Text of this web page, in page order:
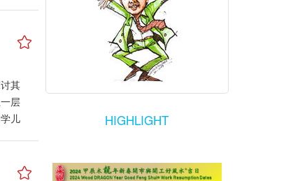
桃
花
此
位
、
肖
其
层
儿
引
HIGHLIGHT